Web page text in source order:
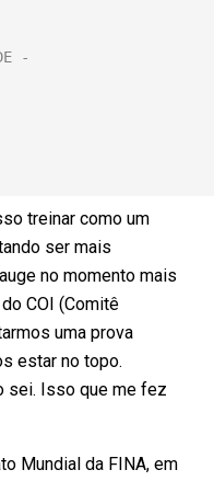
treinar como um
ser mais
no momento mais
COI (Comitê
uma prova
estar no topo.
sei. Isso que me fez
Mundial da FINA, em